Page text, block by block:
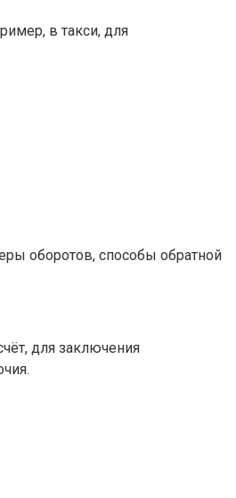
в такси, для
оборотов, способы обратной
для заключения